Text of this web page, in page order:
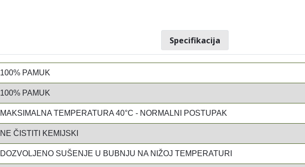
Specifikacija
100% PAMUK
100% PAMUK
MAKSIMALNA TEMPERATURA 40°C - NORMALNI POSTUPAK
NE ČISTITI KEMIJSKI
DOZVOLJENO SUŠENJE U BUBNJU NA NIŽOJ TEMPERATURI